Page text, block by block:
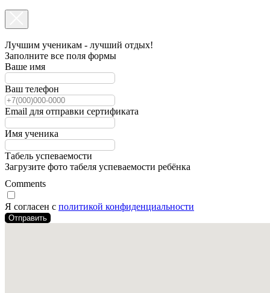
Лучшим ученикам - лучший отдых!
Заполните все поля формы
Ваше имя
Ваш телефон
Email для отправки сертификата
Имя ученика
Табель успеваемости
Загрузите фото табеля успеваемости ребёнка
Comments
Я согласен с политикой конфиденциальности
Отправить